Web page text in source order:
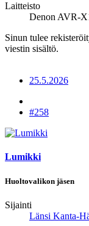
Laitteisto
Denon AVR-
Sinun tulee
viestin sisältö.
25.5.2026
#258
Lumikki
Huoltovalikon jäsen
Sijainti
Länsi Kanta-